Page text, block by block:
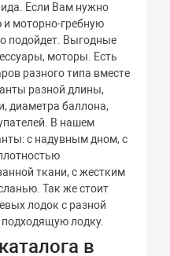
Если Вам нужно
моторно-гребную
подойдет. Выгодные
моторы. Есть
разного типа вместе
разной длины,
диаметра баллона,
В нашем
с надувным дном, с
ткани, с жестким
Так же стоит
лодок с разной
подходящую лодку.
в